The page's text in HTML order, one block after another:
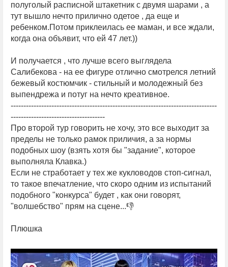
полуголый расписной штакетник с двумя шарами , а
тут вышло нечто прилично одетое , да еще и
ребенком.Потом приклеилась ее маман, и все ждали,
когда она объявит, что ей 47 лет.))
И получается , что лучше всего выглядела
Салибекова - на ее фигуре отлично смотрелся летний
бежевый костюмчик - стильный и молодежный без
выпендрежа и потуг на нечто креативное.
---------------------------------------------------------------------------------
-------------------------------------
Про второй тур говорить не хочу, это все выходит за
пределы не только рамок приличия, а за нормы
подобных шоу (взять хотя бы "задание", которое
выполняла Клавка.)
Если не стработает у тех же кукловодов стоп-сигнал,
то такое впечатление, что скоро одним из испытаний
подобного "конкурса" будет , как они говорят,
"волшебство" прям на сцене...👎
Плюшка